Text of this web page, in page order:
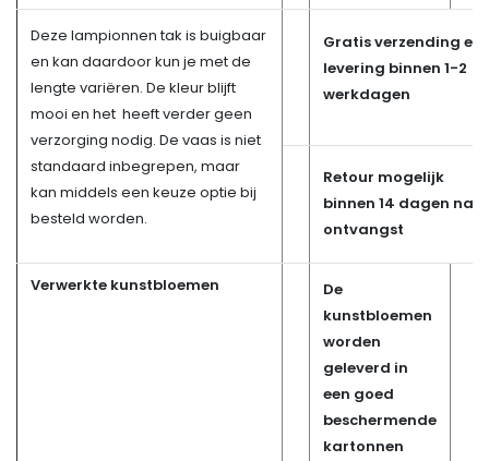
Deze lampionnen tak is buigbaar
en kan daardoor kun je met de
lengte variëren. De kleur blijft
mooi en het heeft verder geen
verzorging nodig. De vaas is niet
standaard inbegrepen, maar
kan middels een keuze optie bij
besteld worden.
Gratis verzending en
levering binnen 1-2
werkdagen
Retour mogelijk
binnen 14 dagen na
ontvangst
Verwerkte kunstbloemen
De
kunstbloemen
worden
geleverd in
een goed
beschermende
kartonnen